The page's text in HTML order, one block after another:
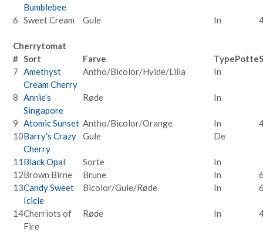
Bumblebee
6 Sweet Cream Gule In
Cherrytomat
# Sort Farve TypePotte
7
Amethyst
Cream Cherry
Antho/Bicolor/Hvide/Lilla In
8
Annie’s
Singapore
Røde In
9 Atomic Sunset Antho/Bicolor/Orange In
10Barry's Crazy
Cherry
Gule De
11 Black Opal Sorte
In
12Brown Birne Brune In
13Candy Sweet
Icicle
Bicolor/Gule/Røde In
14Cherriots of
Fire
Røde In